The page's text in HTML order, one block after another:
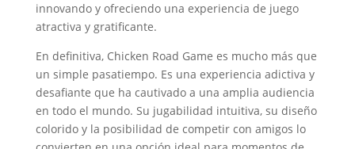
innovando y ofreciendo una experiencia de juego
atractiva y gratificante.
En definitiva, Chicken Road Game es mucho más que
un simple pasatiempo. Es una experiencia adictiva y
desafiante que ha cautivado a una amplia audiencia
en todo el mundo. Su jugabilidad intuitiva, su diseño
colorido y la posibilidad de competir con amigos lo